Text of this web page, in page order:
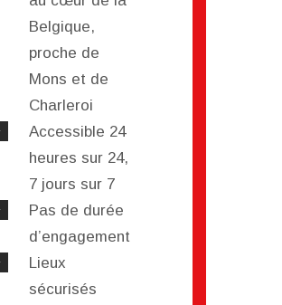
Belgique,
proche de
Mons et de
Charleroi
Accessible 24
heures sur 24,
7 jours sur 7
Pas de durée
d’engagement
Lieux
sécurisés